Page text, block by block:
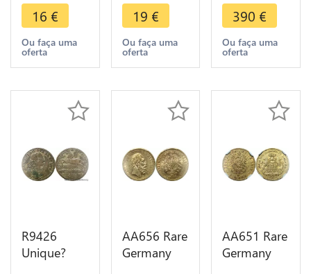
Mark
Wilhelm II
1915 A
Berlin Silver
Make offer
16 €
Ou faça uma
oferta
Mark
Wilhelm II
1903 A
Berlin Silver
offer
19 €
Ou faça uma
oferta
Albertine
Kurlinie 1/4
Taler 1548
Moritz
390 €
Ou faça uma
oferta
R9426
Unique?
AA656 Rare
Germany
AA651 Rare
Germany